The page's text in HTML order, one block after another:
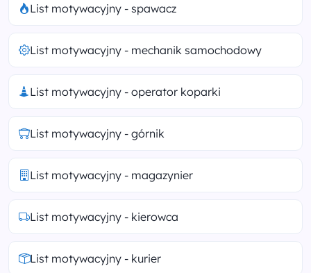
List motywacyjny - spawacz
List motywacyjny - mechanik samochodowy
List motywacyjny - operator koparki
List motywacyjny - górnik
List motywacyjny - magazynier
List motywacyjny - kierowca
List motywacyjny - kurier